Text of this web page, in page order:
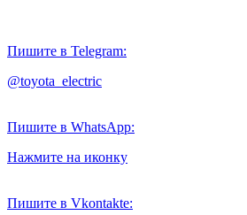
Пишите в Telegram:
@toyota_electric
Пишите в WhatsApp:
Нажмите на иконку
Пишите в Vkontakte: